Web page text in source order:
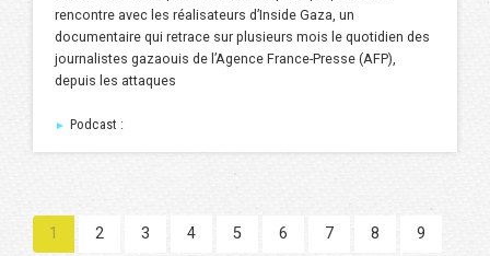
rencontre avec les réalisateurs d’Inside Gaza, un
documentaire qui retrace sur plusieurs mois le quotidien des
journalistes gazaouis de l’Agence France-Presse (AFP),
depuis les attaques
► Podcast :
1 2 3 4 5 6 7 8 9